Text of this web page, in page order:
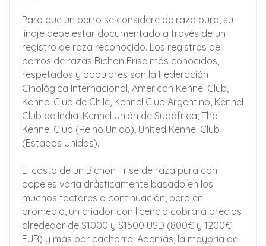
Para que un perro se considere de raza pura, su
linaje debe estar documentado a través de un
registro de raza reconocido. Los registros de
perros de razas Bichon Frise más conocidos,
respetados y populares son la Federación
Cinológica Internacional, American Kennel Club,
Kennel Club de Chile, Kennel Club Argentino, Kennel
Club de India, Kennel Unión de Sudáfrica, The
Kennel Club (Reino Unido), United Kennel Club
(Estados Unidos).
El costo de un Bichon Frise de raza pura con
papeles varía drásticamente basado en los
muchos factores a continuación, pero en
promedio, un criador con licencia cobrará precios
alrededor de $1000 y $1500 USD (800€ y 1200€
EUR) y más por cachorro. Además, la mayoría de